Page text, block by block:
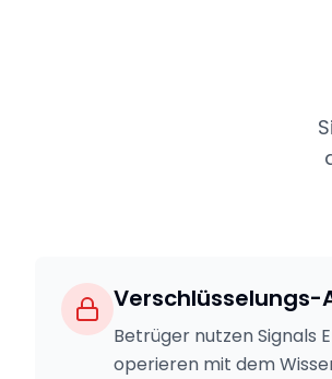
Verschlüsselungs-
Betrüger nutzen Signals
operieren mit dem